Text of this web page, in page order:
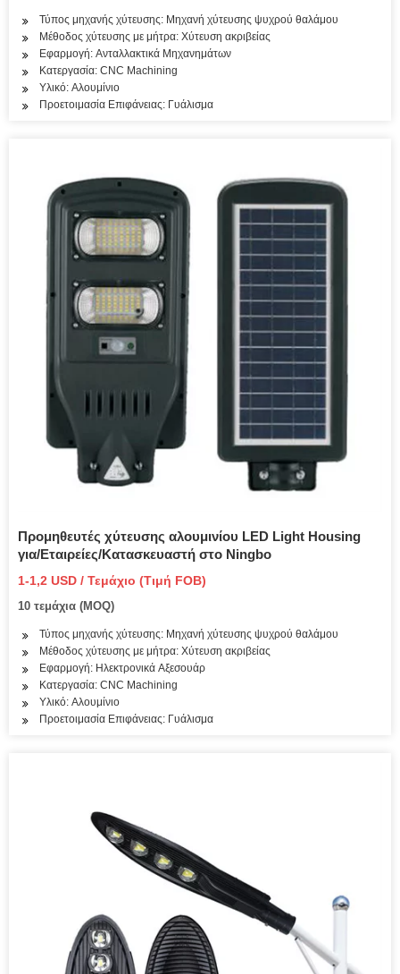
Τύπος μηχανής χύτευσης: Μηχανή χύτευσης ψυχρού θαλάμου
Μέθοδος χύτευσης με μήτρα: Χύτευση ακριβείας
Εφαρμογή: Ανταλλακτικά Μηχανημάτων
Κατεργασία: CNC Machining
Υλικό: Αλουμίνιο
Προετοιμασία Επιφάνειας: Γυάλισμα
Προμηθευτές χύτευσης αλουμινίου LED Light Housing
για/Εταιρείες/Κατασκευαστή στο Ningbo
1-1,2 USD / Τεμάχιο (Τιμή FOB)
10 τεμάχια (MOQ)
Τύπος μηχανής χύτευσης: Μηχανή χύτευσης ψυχρού θαλάμου
Μέθοδος χύτευσης με μήτρα: Χύτευση ακριβείας
Εφαρμογή: Ηλεκτρονικά Αξεσουάρ
Κατεργασία: CNC Machining
Υλικό: Αλουμίνιο
Προετοιμασία Επιφάνειας: Γυάλισμα